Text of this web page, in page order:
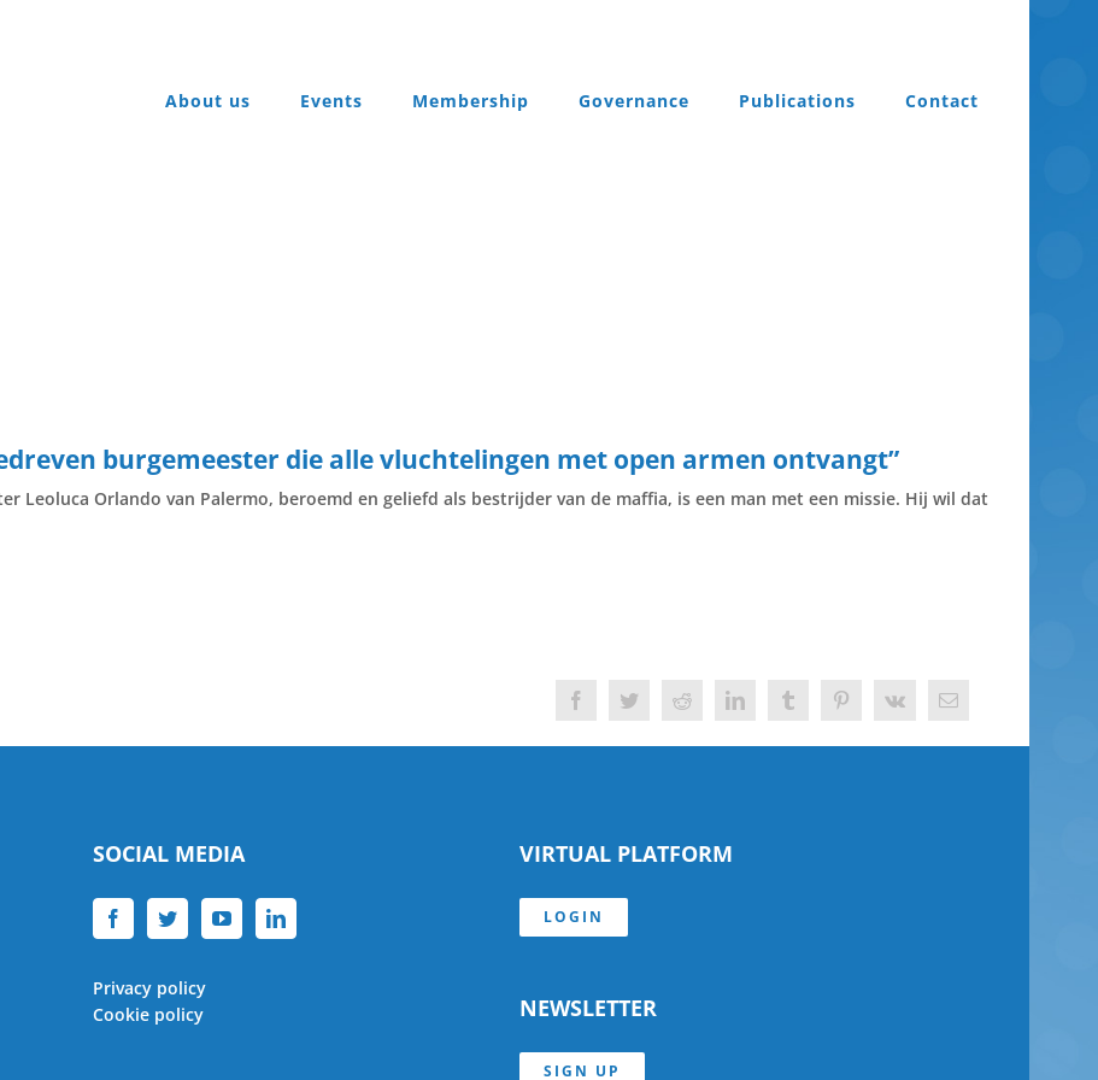
About us
Events Membership Governance Publications Contact
burgemeester die alle vluchtelingen met open armen ontvangt”
Leoluca Orlando van Palermo, beroemd en geliefd als bestrijder van de maffia, is een man met een missie. Hij wil dat
FacebookTwitterReddit LinkedInTumblrPinterest
Vk Email
SOCIAL MEDIA
Privacy policy
Cookie policy
VIRTUAL PLATFORM
LOGIN
NEWSLETTER
SIGN UP